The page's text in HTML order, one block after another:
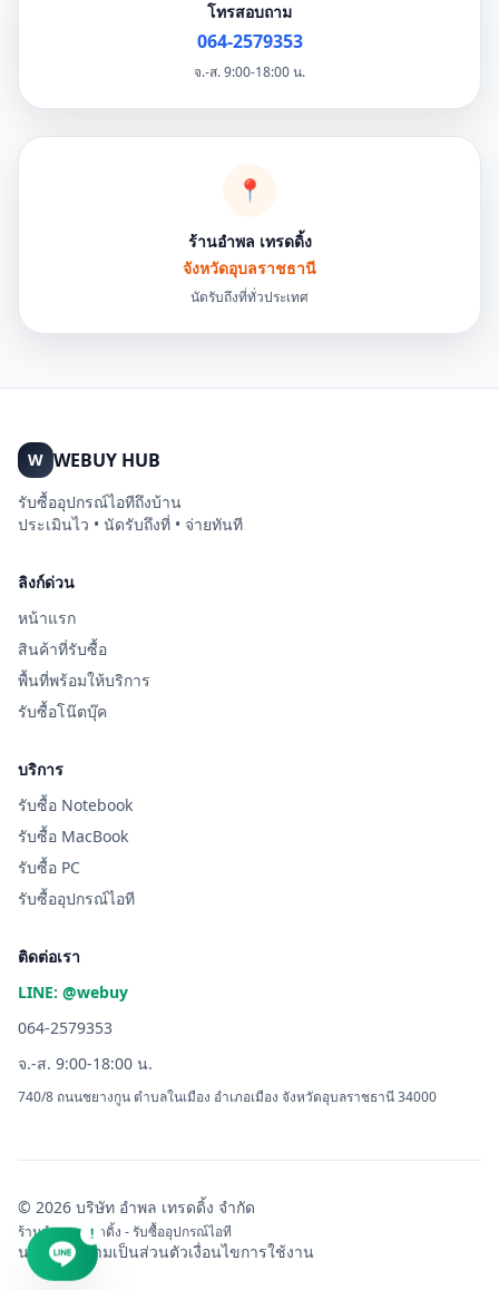
!
โทรสอบถาม
064-2579353
จ.-ส. 9:00-18:00 น.
📍
ร้านอำพล เทรดดิ้ง
จังหวัดอุบลราชธานี
นัดรับถึงที่ทั่วประเทศ
W WEBUY HUB
รับซื้ออุปกรณ์ไอทีถึงบ้าน
ประเมินไว • นัดรับถึงที่ • จ่ายทันที
ลิงก์ด่วน
หน้าแรก
สินค้าที่รับซื้อ
พื้นที่พร้อมให้บริการ
รับซื้อโน๊ตบุ๊ค
บริการ
รับซื้อ Notebook
รับซื้อ MacBook
รับซื้อ PC
รับซื้ออุปกรณ์ไอที
ติดต่อเรา
LINE: @webuy
064-2579353
จ.-ส. 9:00-18:00 น.
740/8 ถนนชยางกูน ตำบลในเมือง อำเภอเมือง จังหวัดอุบลราชธานี 34000
© 2026 บริษัท อำพล เทรดดิ้ง จำกัด
ร้านอำพล เทรดดิ้ง - รับซื้ออุปกรณ์ไอที
นโยบายความเป็นส่วนตัวเงื่อนไขการใช้งาน